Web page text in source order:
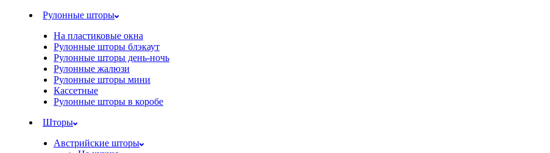
Рулонные шторы
На пластиковые окна
Рулонные шторы блэкаут
Рулонные шторы день-ночь
Рулонные жалюзи
Рулонные шторы мини
Кассетные
Рулонные шторы в коробе
Шторы
Австрийские шторы